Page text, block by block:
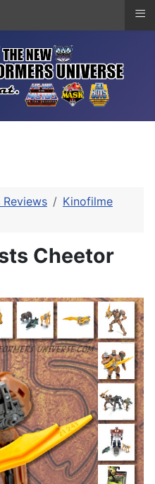
Kinofilme
Cheetor
≡